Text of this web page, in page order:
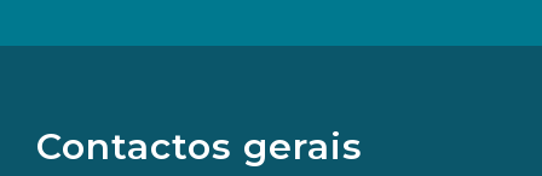
Contactos gerais
redes
sociais